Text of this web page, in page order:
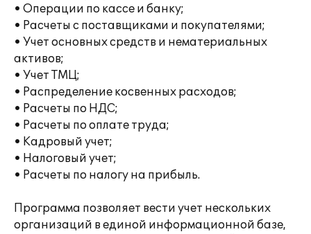
• Операции по кассе и банку;
• Расчеты с поставщиками и покупателями;
• Учет основных средств и нематериальных
активов;
• Учет ТМЦ;
• Распределение косвенных расходов;
• Расчеты по НДС;
• Расчеты по оплате труда;
• Кадровый учет;
• Налоговый учет;
• Расчеты по налогу на прибыль.
Программа позволяет вести учет нескольких
организаций в единой информационной базе,